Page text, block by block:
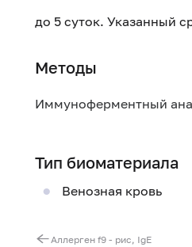
до 5 суток. Указанный
Методы
Иммуноферментный
Тип биоматериала
Венозная кровь
Аллерген f9 - рис, IgE